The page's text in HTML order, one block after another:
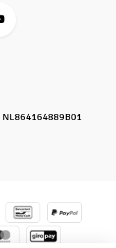
NL864164889B01